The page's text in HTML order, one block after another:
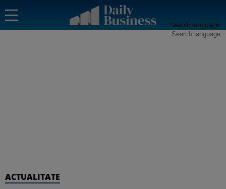
Search language
ACTUALITATE